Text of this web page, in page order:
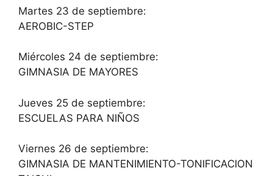
Martes 23 de septiembre:
AEROBIC-STEP
Miércoles 24 de septiembre:
GIMNASIA DE MAYORES
Jueves 25 de septiembre:
ESCUELAS PARA NIÑOS
Viernes 26 de septiembre:
GIMNASIA DE MANTENIMIENTO-TONIFICACION